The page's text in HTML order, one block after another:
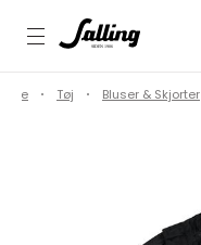
Tøj Bluser & Skjorter